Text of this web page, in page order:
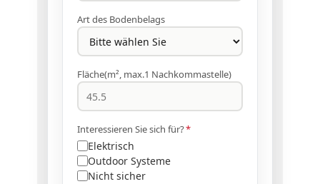
Art des Bodenbelags
Fläche(m², max.1 Nachkommastelle)
Interessieren Sie sich für?*
Elektrisch
Outdoor Systeme
Nicht sicher